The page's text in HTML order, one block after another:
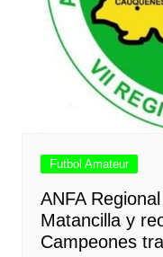
Futbol Amateur
ANFA
Matancilla y
Campeones